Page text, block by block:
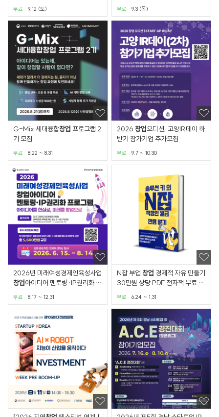
무료교육.투자받기)
9.12 (토)
무료 9.3 (목)
무료
G-Mix 세대융합창업 프로그램 2
기 모집
8.22 ~ 8.31
무료
2026 창업오디션, 고양IR데이 하
반기 참가기업 추가모집
9.7 ~ 10.30
무료
2026년 미래여성경제인육성사업
창업아이디어 멘토링·IP권리화 프
8.17 ~ 12.31
무료
N잡 부업 창업 경제적 자유 만들기
30만원 상당 PDF 전자책 무료 배
6.24 ~ 1.31
무료